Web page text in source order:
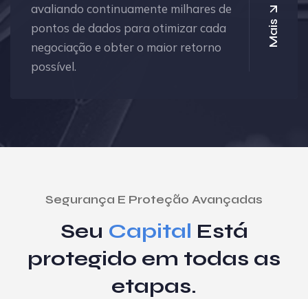
avaliando continuamente milhares de
pontos de dados para otimizar cada
negociação e obter o maior retorno
possível.
Mais
Segurança E Proteção Avançadas
Seu Capital Está
protegido em todas as
etapas.